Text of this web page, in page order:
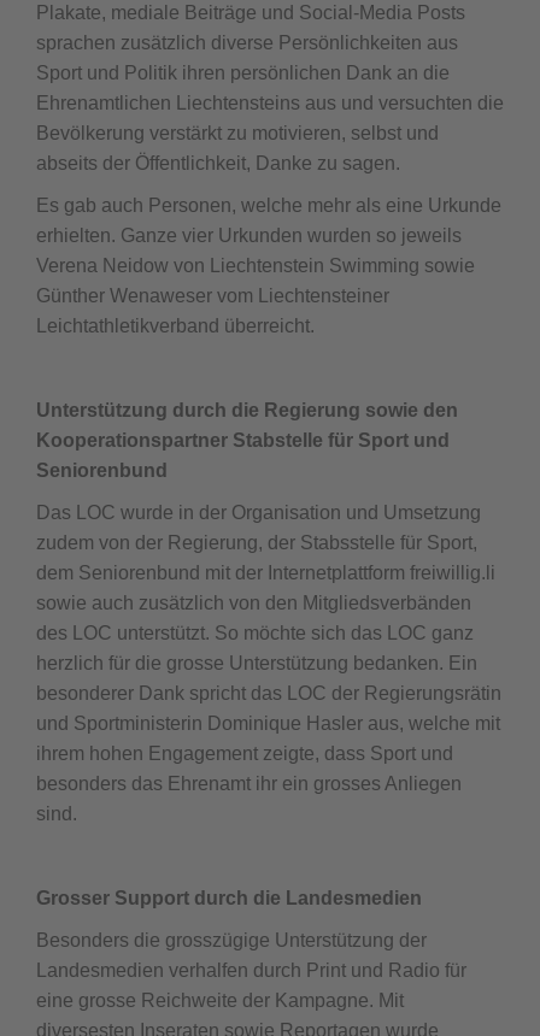
Plakate, mediale Beiträge und Social-Media Posts
sprachen zusätzlich diverse Persönlichkeiten aus
Sport und Politik ihren persönlichen Dank an die
Ehrenamtlichen Liechtensteins aus und versuchten die
Bevölkerung verstärkt zu motivieren, selbst und
abseits der Öffentlichkeit, Danke zu sagen.
Es gab auch Personen, welche mehr als eine Urkunde
erhielten. Ganze vier Urkunden wurden so jeweils
Verena Neidow von Liechtenstein Swimming sowie
Günther Wenaweser vom Liechtensteiner
Leichtathletikverband überreicht.
Unterstützung durch die Regierung sowie den
Kooperationspartner Stabstelle für Sport und
Seniorenbund
Das LOC wurde in der Organisation und Umsetzung
zudem von der Regierung, der Stabsstelle für Sport,
dem Seniorenbund mit der Internetplattform freiwillig.li
sowie auch zusätzlich von den Mitgliedsverbänden
des LOC unterstützt. So möchte sich das LOC ganz
herzlich für die grosse Unterstützung bedanken. Ein
besonderer Dank spricht das LOC der Regierungsrätin
und Sportministerin Dominique Hasler aus, welche mit
ihrem hohen Engagement zeigte, dass Sport und
besonders das Ehrenamt ihr ein grosses Anliegen
sind.
Grosser Support durch die Landesmedien
Besonders die grosszügige Unterstützung der
Landesmedien verhalfen durch Print und Radio für
eine grosse Reichweite der Kampagne. Mit
diversesten Inseraten sowie Reportagen wurde